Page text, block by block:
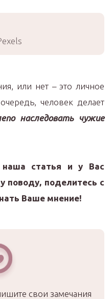
или нет – это личное
человек делает
наследовать чужие
наша статья и у Вас
поводу, поделитесь с
Ваше мнение!
свои замечания